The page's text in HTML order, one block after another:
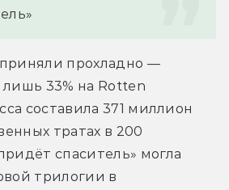
прохладно —
лишь 33% на Rotten
составила 371 миллион
тратах в 200
спаситель» могла
трилогии в